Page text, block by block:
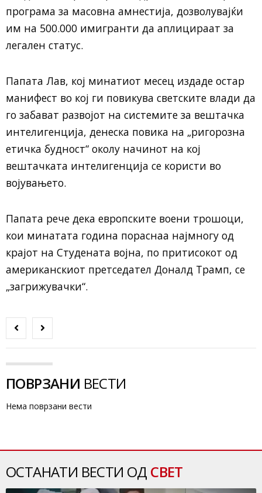
програма за масовна амнестија, дозволувајќи
им на 500.000 имигранти да аплицираат за
легален статус.
Папата Лав, кој минатиот месец издаде остар
манифест во кој ги повикува светските влади да
го забават развојот на системите за вештачка
интелигенција, денеска повика на „ригорозна
етичка будност“ околу начинот на кој
вештачката интелигенција се користи во
војувањето.
Папата рече дека европските воени трошоци,
кои минатата година пораснаа најмногу од
крајот на Студената војна, по притисокот од
американскиот претседател Доналд Трамп, се
„загрижувачки“.
ПОВРЗАНИ ВЕСТИ
Нема поврзани вести
ОСТАНАТИ ВЕСТИ ОД СВЕТ